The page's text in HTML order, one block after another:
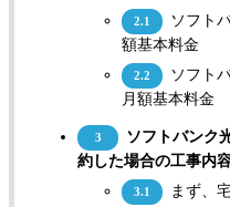
2.1
ソフト
額基本料金
2.2
ソフト
月額基本料金
3
ソフトバンク
約した場合の工事内
3.1 まず、